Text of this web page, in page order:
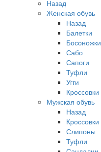
Назад
Женская обувь
Назад
Балетки
Босоножки
Сабо
Сапоги
Туфли
Угги
Кроссовки
Мужская обувь
Назад
Кроссовки
Слипоны
Туфли